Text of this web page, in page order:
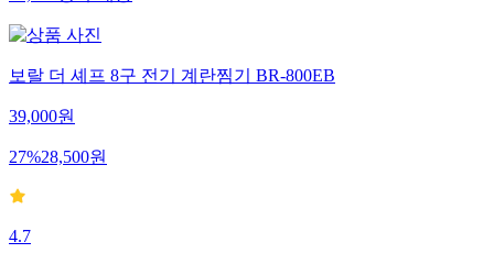
보랄 더 셰프 8구 전기 계란찜기 BR-800EB
39,000원
27%28,500원
4.7